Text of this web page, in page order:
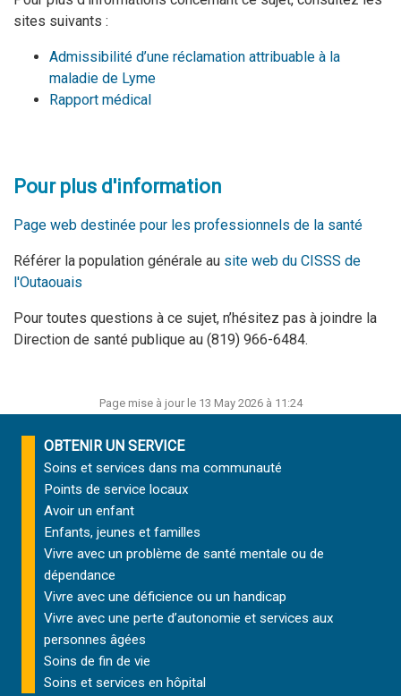
sites suivants :
Admissibilité d’une réclamation attribuable à la
maladie de Lyme
Rapport médical
Pour plus d'information
Page web destinée pour les professionnels de la santé
Référer la population générale au site web du CISSS de
l'Outaouais
Pour toutes questions à ce sujet, n’hésitez pas à joindre la
Direction de santé publique au (819) 966-6484.
Page mise à jour le 13 May 2026 à 11:24
OBTENIR UN SERVICE
Soins et services dans ma communauté
Points de service locaux
Avoir un enfant
Enfants, jeunes et familles
Vivre avec un problème de santé mentale ou de
dépendance
Vivre avec une déficience ou un handicap
Vivre avec une perte d’autonomie et services aux
personnes âgées
Soins de fin de vie
Soins et services en hôpital